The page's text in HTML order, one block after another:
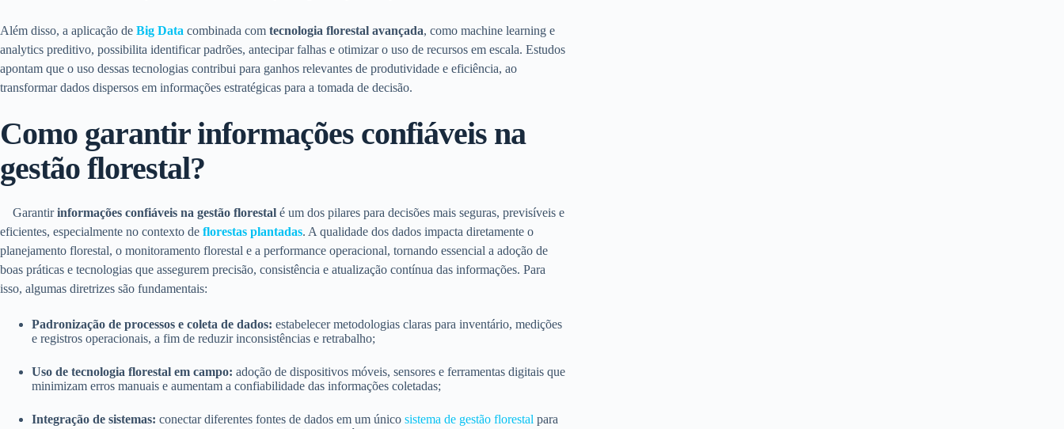
Além disso, a aplicação de Big Data combinada com tecnologia florestal avançada, como machine learning e
analytics preditivo, possibilita identificar padrões, antecipar falhas e otimizar o uso de recursos em escala. Estudos
apontam que o uso dessas tecnologias contribui para ganhos relevantes de produtividade e eficiência, ao
transformar dados dispersos em informações estratégicas para a tomada de decisão.
Como garantir informações confiáveis na
gestão florestal?
Garantirinformações confiáveis na gestão florestal é um dos pilares para decisões mais seguras, previsíveis e
eficientes, especialmente no contexto de florestas plantadas. A qualidade dos dados impacta diretamente o
planejamento florestal, o monitoramento florestal e a performance operacional, tornando essencial a adoção de
boas práticas e tecnologias que assegurem precisão, consistência e atualização contínua das informações. Para
isso, algumas diretrizes são fundamentais:
Padronização de processos e coleta de dados: estabelecer metodologias claras para inventário, medições
e registros operacionais, a fim de reduzir inconsistências e retrabalho;
Uso de tecnologia florestal em campo: adoção de dispositivos móveis, sensores e ferramentas digitais que
minimizam erros manuais e aumentam a confiabilidade das informações coletadas;
Integração de sistemas: conectar diferentes fontes de dados em um único sistema de gestão florestal para